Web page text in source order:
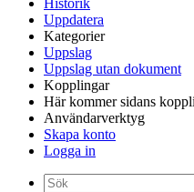
Historik
Uppdatera
Kategorier
Uppslag
Uppslag utan dokument
Kopplingar
Här kommer sidans
Användarverktyg
Skapa konto
Logga in